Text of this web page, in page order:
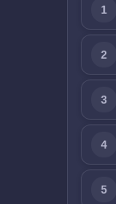
1
2
3
4
5